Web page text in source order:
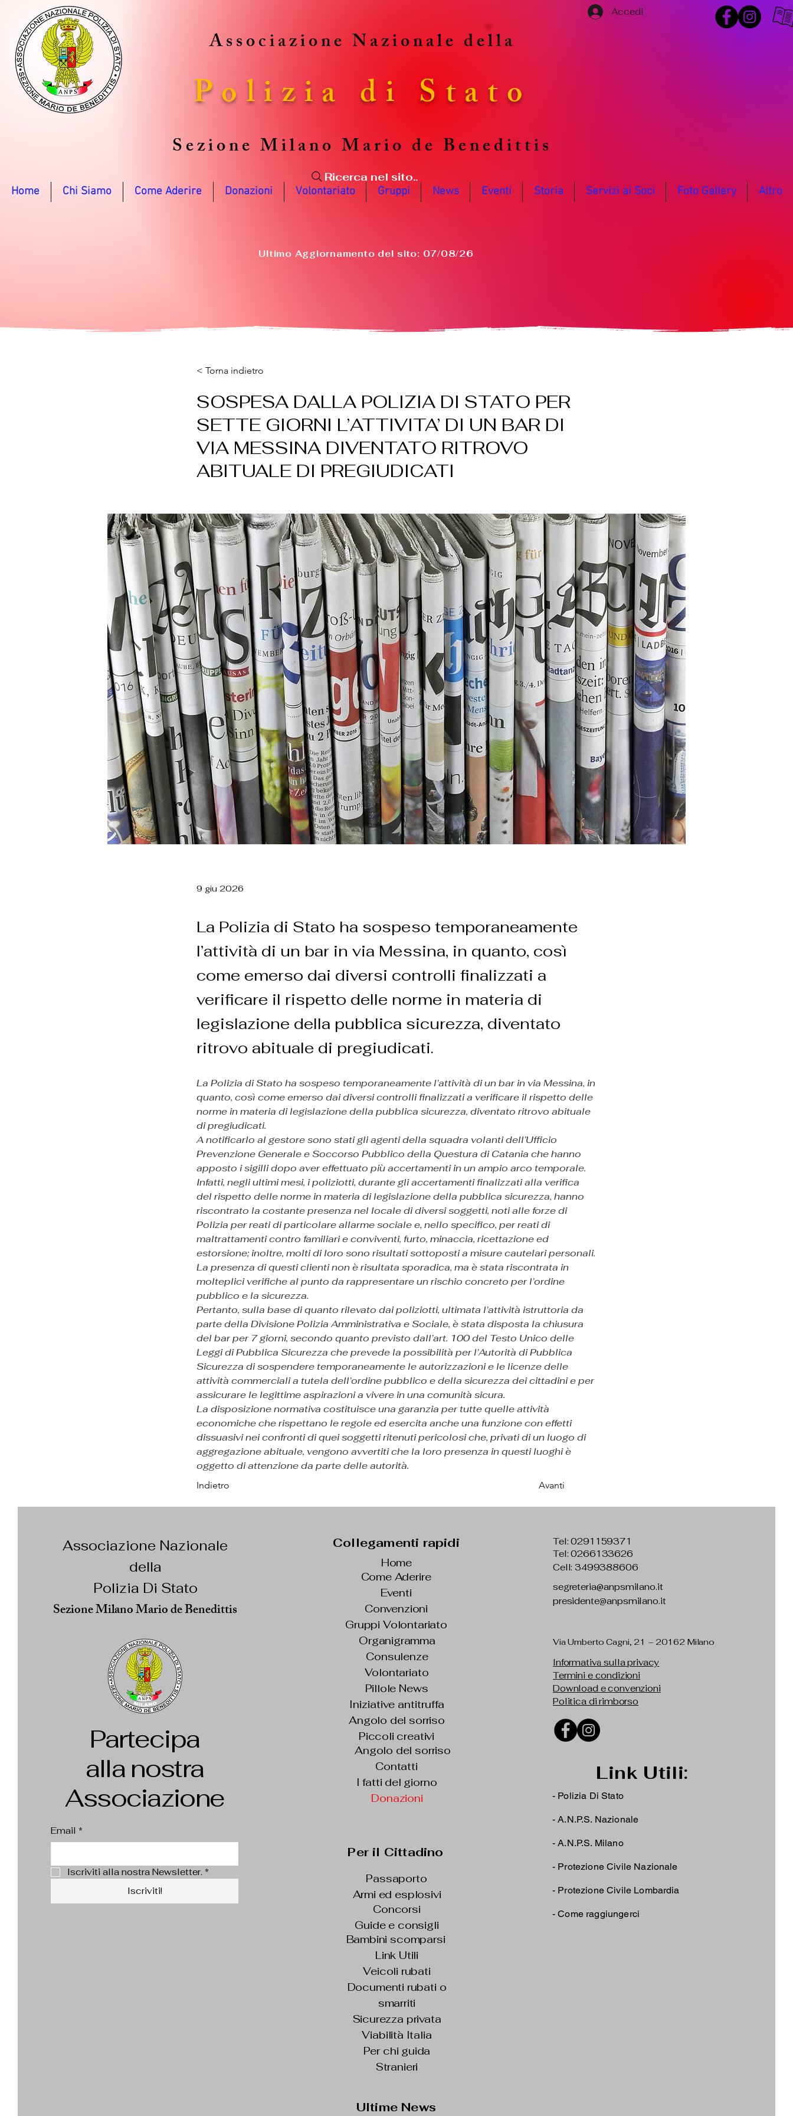
Accedi
Associazione Nazionale della
Polizia di Stato
Sezione Milano Mario de Benedittis
Ricerca nel sito..
Ultimo Aggiornamento del sito: 07/08/26
Home Chi Siamo Come Aderire Donazioni Volontariato Gruppi News Eventi Storia Servizi ai Soci Foto Gallery Altro
< Torna indietro
SOSPESA DALLA POLIZIA DI STATO PER
SETTE GIORNI L’ATTIVITA’ DI UN BAR DI
VIA MESSINA DIVENTATO RITROVO
ABITUALE DI PREGIUDICATI
9 giu 2026
La Polizia di Stato ha sospeso temporaneamente
l’attività di un bar in via Messina, in quanto, così
come emerso dai diversi controlli finalizzati a
verificare il rispetto delle norme in materia di
legislazione della pubblica sicurezza, diventato
ritrovo abituale di pregiudicati.
La Polizia di Stato ha sospeso temporaneamente l’attività di un bar in via Messina, in
quanto, così come emerso dai diversi controlli finalizzati a verificare il rispetto delle
norme in materia di legislazione della pubblica sicurezza, diventato ritrovo abituale
di pregiudicati.
A notificarlo al gestore sono stati gli agenti della squadra volanti dell’Ufficio
Prevenzione Generale e Soccorso Pubblico della Questura di Catania che hanno
apposto i sigilli dopo aver effettuato più accertamenti in un ampio arco temporale.
Infatti, negli ultimi mesi, i poliziotti, durante gli accertamenti finalizzati alla verifica
del rispetto delle norme in materia di legislazione della pubblica sicurezza, hanno
riscontrato la costante presenza nel locale di diversi soggetti, noti alle forze di
Polizia per reati di particolare allarme sociale e, nello specifico, per reati di
maltrattamenti contro familiari e conviventi, furto, minaccia, ricettazione ed
estorsione; inoltre, molti di loro sono risultati sottoposti a misure cautelari personali.
La presenza di questi clienti non è risultata sporadica, ma è stata riscontrata in
molteplici verifiche al punto da rappresentare un rischio concreto per l’ordine
pubblico e la sicurezza.
Pertanto, sulla base di quanto rilevato dai poliziotti, ultimata l’attività istruttoria da
parte della Divisione Polizia Amministrativa e Sociale, è stata disposta la chiusura
del bar per 7 giorni, secondo quanto previsto dall’art. 100 del Testo Unico delle
Leggi di Pubblica Sicurezza che prevede la possibilità per l’Autorità di Pubblica
Sicurezza di sospendere temporaneamente le autorizzazioni e le licenze delle
attività commerciali a tutela dell’ordine pubblico e della sicurezza dei cittadini e per
assicurare le legittime aspirazioni a vivere in una comunità sicura.
La disposizione normativa costituisce una garanzia per tutte quelle attività
economiche che rispettano le regole ed esercita anche una funzione con effetti
dissuasivi nei confronti di quei soggetti ritenuti pericolosi che, privati di un luogo di
aggregazione abituale, vengono avvertiti che la loro presenza in questi luoghi è
oggetto di attenzione da parte delle autorità.
Indietro Avanti
Associazione Nazionale
della
Polizia Di Stato
Sezione Milano Mario de Benedittis
Partecipa
alla nostra
Associazione
Email *
Iscriviti alla nostra Newsletter. *
Iscriviti!
Collegamenti rapidi
Come Aderire
Home
Eventi
Convenzioni
Gruppi Volontariato
Organigramma
Consulenze
Volontariato
Pillole News
Iniziative antitruffa
Angolo del sorriso
Angolo del sorriso
Piccoli creativi
Contatti
I fatti del giorno
Donazioni
Per il Cittadino
Passaporto
Armi ed esplosivi
Concorsi
Guide e consigli
Bambini scomparsi
Link Utili
Veicoli rubati
Documenti rubati o
smarriti
Sicurezza privata
Viabilità Italia
Per chi guida
Stranieri
Ultime News
Tel:0291159371
Tel: 0266133626
Cell: 3499388606
segreteria@anpsmilano.it
presidente@anpsmilano.it
Via Umberto Cagni, 21 – 20162 Milano
Informativa sulla privacy
Termini e condizioni
Download e convenzioni
Politica di rimborso
Link Utili:
- Polizia Di Stato
- A.N.P.S. Nazionale
-A.N.P.S. Milano
- Protezione Civile Nazionale
- Protezione Civile Lombardia
-Come raggiungerci